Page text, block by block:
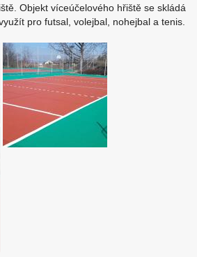
Objekt víceúčelového hřiště se skládá
pro futsal, volejbal, nohejbal a tenis.